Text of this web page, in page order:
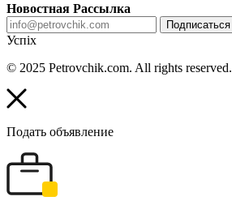
Новостная Рассылка
Подписаться
Успіх
© 2025 Petrovchik.com. All rights reserved.
Подать объявление